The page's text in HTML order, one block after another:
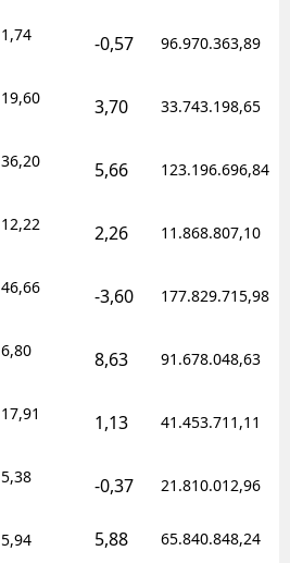
1,74 -0,57 96.970.363,89
19,60 3,70 33.743.198,65
36,20 5,66 123.196.696,84
12,22 2,26 11.868.807,10
46,66 -3,60 177.829.715,98
6,80 8,63 91.678.048,63
17,91 1,13 41.453.711,11
5,38 -0,37 21.810.012,96
5,94 5,88 65.840.848,24